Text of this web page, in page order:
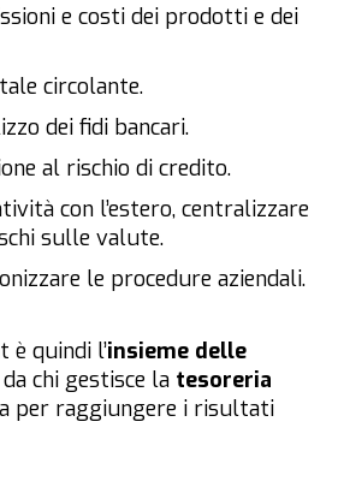
e costi dei prodotti e dei
circolante.
dei fidi bancari.
al rischio di credito.
con l’estero, centralizzare
sulle valute.
le procedure aziendali.
è quindi l’insieme delle
chi gestisce la tesoreria
per raggiungere i risultati